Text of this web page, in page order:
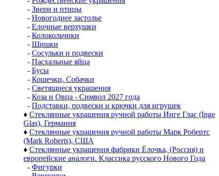
- Звери и птицы
- Новогоднее застолье
- Елочные верхушки
- Колокольчики
- Шишки
- Сосульки и подвески
- Пасхальные яйца
- Бусы
- Кошечки, Собачки
- Светящиеся украшения
- Коза и Овца - Символ 2027 года
- Подставки, подвески и крючки для игрушек
♦ Стеклянные украшения ручной работы Инге Глас (Inge
Glas), Германия
♦ Стеклянные украшения ручной работы Марк Робертс
(Mark Roberts), США
♦ Стеклянные украшения фабрики Ёлочка, (Россия) и
европейские аналоги. Классика русского Нового Года
- Фигурки